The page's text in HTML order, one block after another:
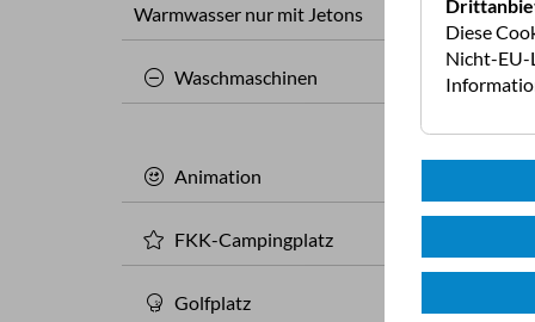
Warmwasser nur mit Jetons
Waschmaschinen
Animation
FKK-Campingplatz
Golfplatz
Diese
Nicht-EU-